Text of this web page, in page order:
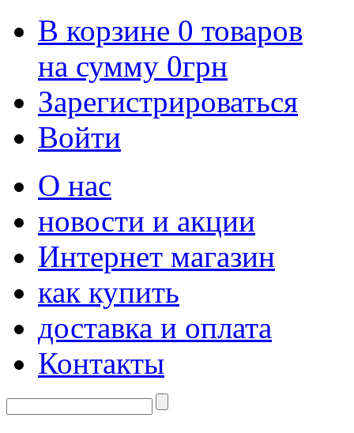
В корзине 0 товаров
на сумму 0грн
Зарегистрироваться
Войти
О нас
новости и акции
Интернет магазин
как купить
доставка и оплата
Контакты